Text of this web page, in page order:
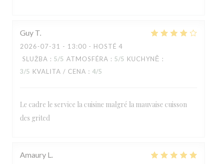
Guy T
2026-07-31 - 13:00 - HOSTÉ 4
SLUŽBA : 5/5 ATMOSFÉRA : 5/5 KUCHYNĚ :
3/5 KVALITA / CENA : 4/5
Le cadre le service la cuisine malgré la mauvaise cuisson
des grited
Amaury L